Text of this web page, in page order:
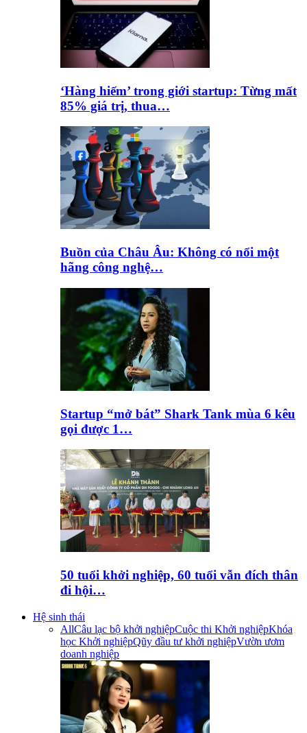
‘Hàng hiếm’ trong giới startup: Từng mất
85% giá trị, thua…
Buồn của Châu Âu: Không có nổi một
hãng công nghệ…
Startup “mở bát” Shark Tank mùa 6 kêu
gọi được 1…
50 tuổi khởi nghiệp, 60 tuổi vẫn đích thân
đi hội…
Hệ sinh thái
AllCâu lạc bộ khởi nghiệpCuộc thi Khởi nghiệpKhóa
học Khởi nghiệpQũy đầu tư khởi nghiệpVườn ươm
doanh nghiệp